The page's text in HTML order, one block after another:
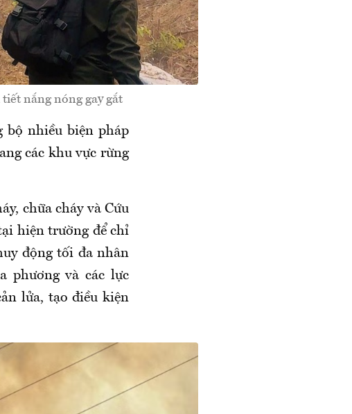
nắng nóng gay gắt
bộ nhiều biện pháp
các khu vực rừng
chữa cháy và Cứu
hiện trường để chỉ
động tối đa nhân
phương và các lực
lửa, tạo điều kiện